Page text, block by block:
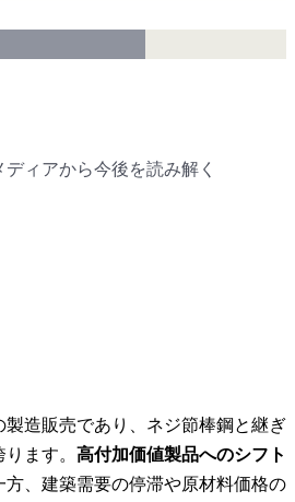
ィアから今後を読み解く
造販売であり、ネジ節棒鋼と継ぎ
ます。 高付加価値製品へのシフト
方、建築需要の停滞や原材料価格の